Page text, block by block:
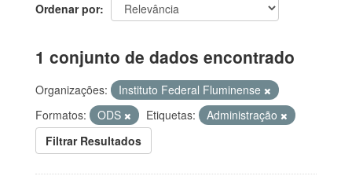
Ordenar por
1 conjunto de dados encontrado
Organizações:
Instituto Federal Fluminense
Formatos:
ODS Etiquetas:
Administração
Filtrar Resultados